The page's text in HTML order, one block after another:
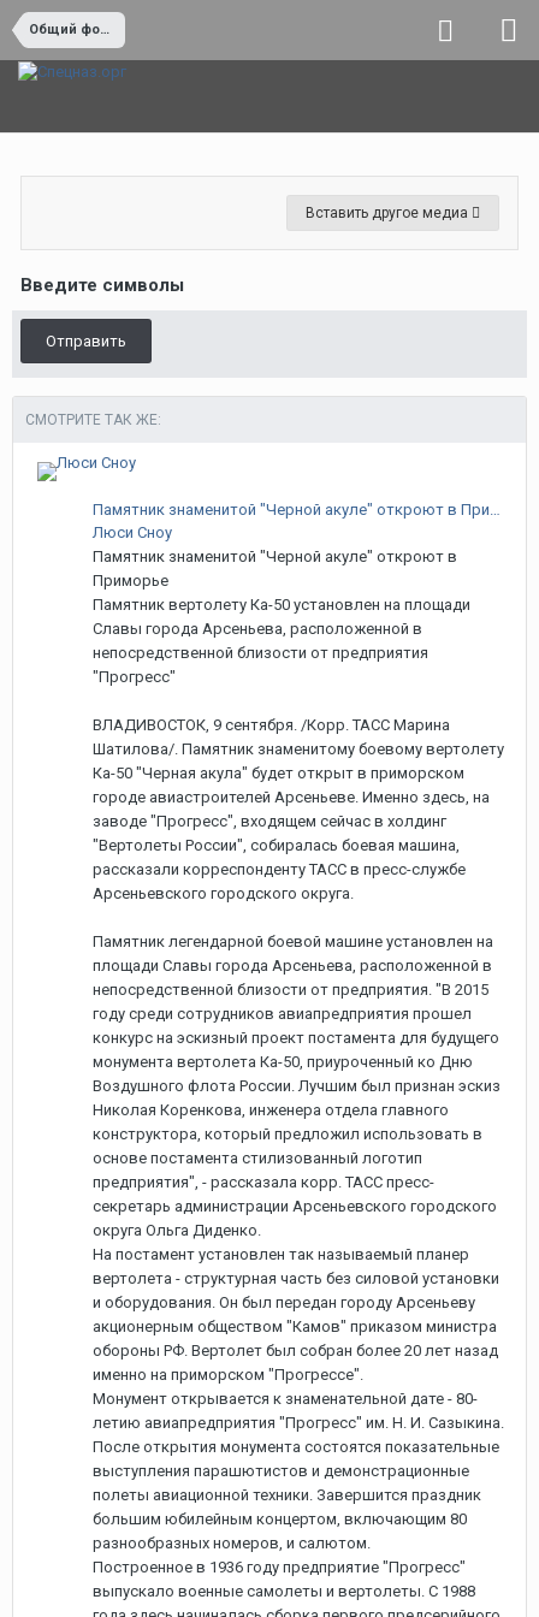
Общий форум
Вставить другое медиа
Введите символы
Отправить
СМОТРИТЕ ТАК ЖЕ:
Люси Сноу
Памятник знаменитой "Черной акуле" откроют в
Приморье
Памятник вертолету Ка-50 установлен на площади
Славы города Арсеньева, расположенной в
непосредственной близости от предприятия
"Прогресс"
ВЛАДИВОСТОК, 9 сентября. /Корр. ТАСС Марина
Шатилова/. Памятник знаменитому боевому вертолету
Ка-50 "Черная акула" будет открыт в приморском
городе авиастроителей Арсеньеве. Именно здесь, на
заводе "Прогресс", входящем сейчас в холдинг
"Вертолеты России", собиралась боевая машина,
рассказали корреспонденту ТАСС в пресс-службе
Арсеньевского городского округа.
Памятник легендарной боевой машине установлен на
площади Славы города Арсеньева, расположенной в
непосредственной близости от предприятия. "В 2015
году среди сотрудников авиапредприятия прошел
конкурс на эскизный проект постамента для будущего
монумента вертолета Ка-50, приуроченный ко Дню
Воздушного флота России. Лучшим был признан эскиз
Николая Коренкова, инженера отдела главного
конструктора, который предложил использовать в
основе постамента стилизованный логотип
предприятия", - рассказала корр. ТАСС пресс-
секретарь администрации Арсеньевского городского
округа Ольга Диденко.
На постамент установлен так называемый планер
вертолета - структурная часть без силовой установки
и оборудования. Он был передан городу Арсеньеву
акционерным обществом "Камов" приказом министра
обороны РФ. Вертолет был собран более 20 лет назад
именно на приморском "Прогрессе".
Монумент открывается к знаменательной дате - 80-
летию авиапредприятия "Прогресс" им. Н. И. Сазыкина.
После открытия монумента состоятся показательные
выступления парашютистов и демонстрационные
полеты авиационной техники. Завершится праздник
большим юбилейным концертом, включающим 80
разнообразных номеров, и салютом.
Построенное в 1936 году предприятие "Прогресс"
выпускало военные самолеты и вертолеты. С 1988